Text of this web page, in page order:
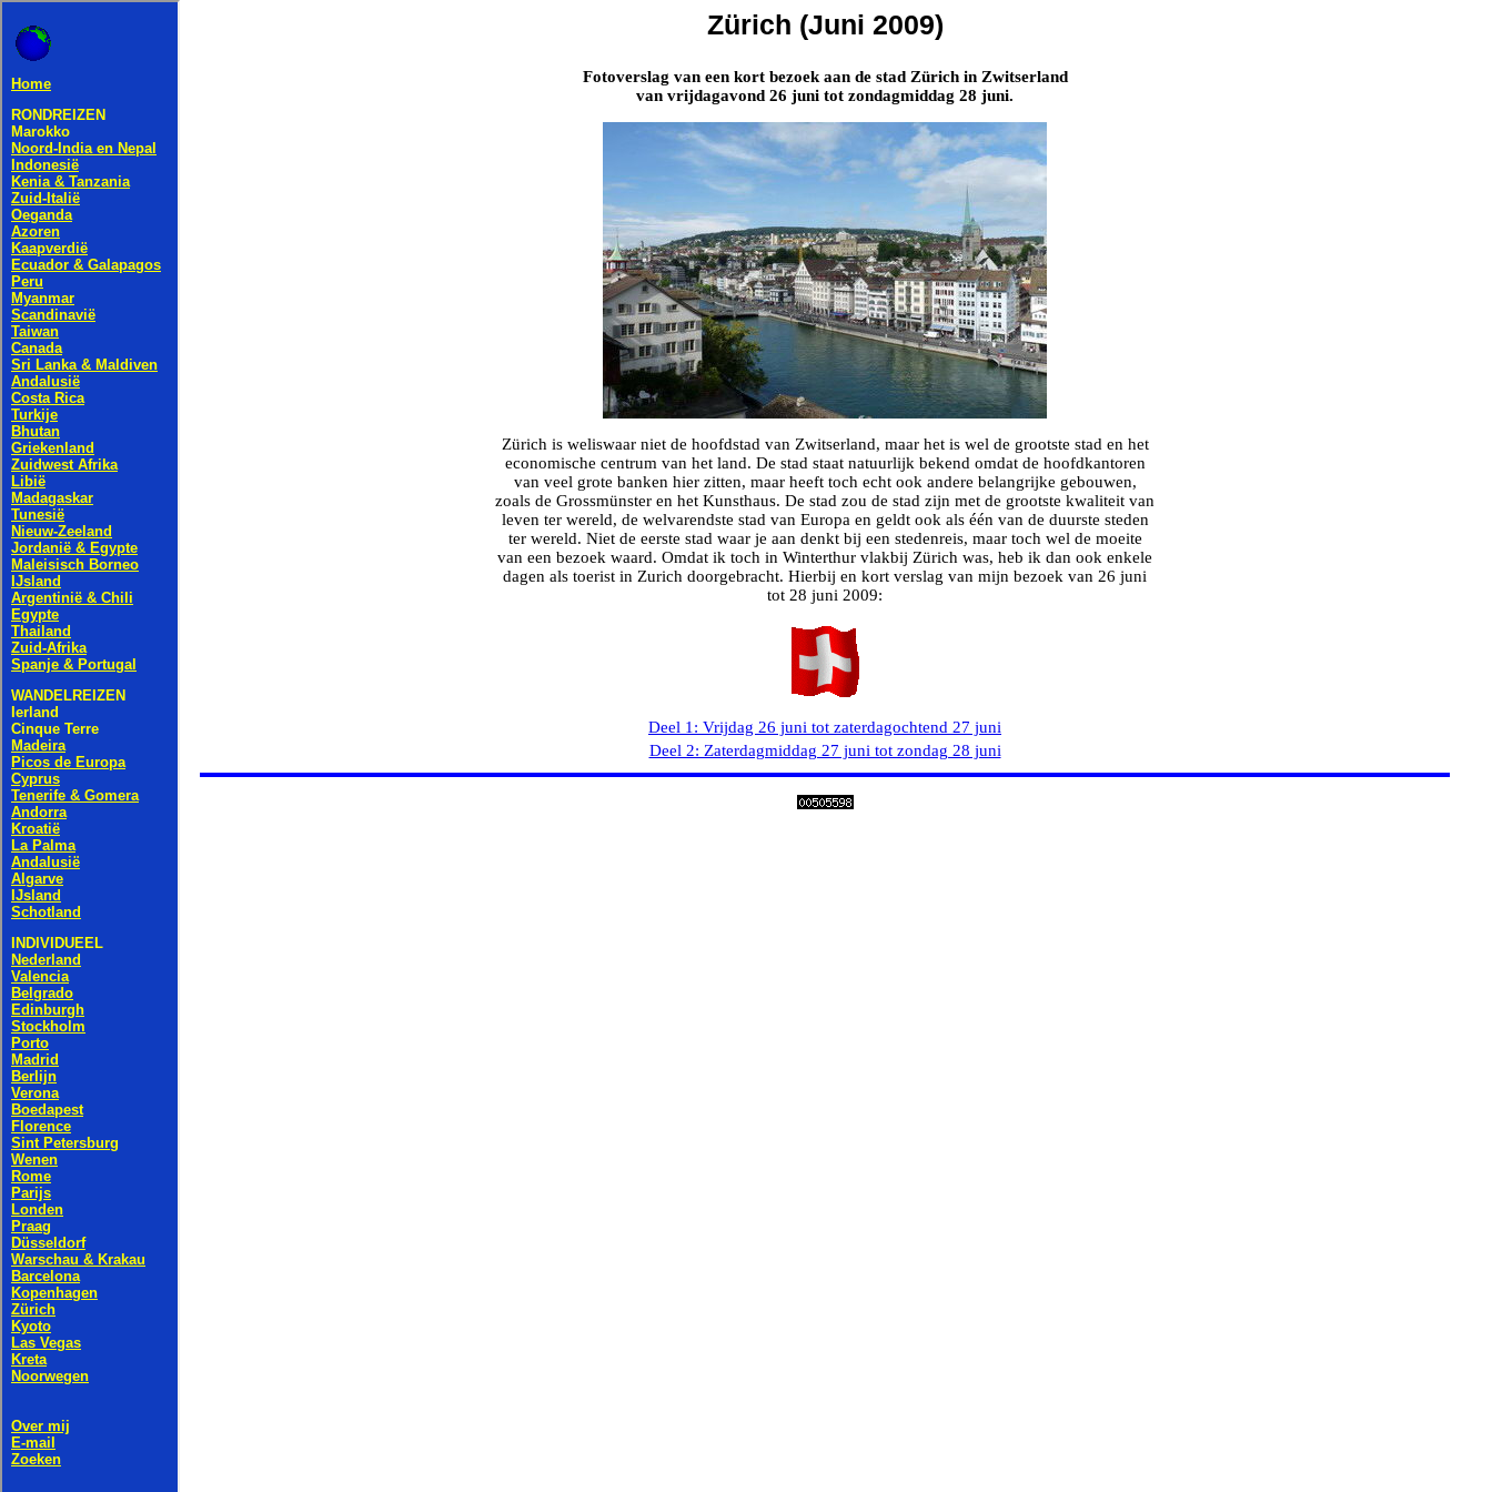
Zürich (Juni 2009)
Fotoverslag van een kort bezoek aan de stad Zürich in Zwitserland
van vrijdagavond 26 juni tot zondagmiddag 28 juni.
Zürich is weliswaar niet de hoofdstad van Zwitserland, maar het is wel de grootste stad en het
economische centrum van het land. De stad staat natuurlijk bekend omdat de hoofdkantoren
van veel grote banken hier zitten, maar heeft toch echt ook andere belangrijke gebouwen,
zoals de Grossmünster en het Kunsthaus. De stad zou de stad zijn met de grootste kwaliteit van
leven ter wereld, de welvarendste stad van Europa en geldt ook als één van de duurste steden
ter wereld. Niet de eerste stad waar je aan denkt bij een stedenreis, maar toch wel de moeite
van een bezoek waard. Omdat ik toch in Winterthur vlakbij Zürich was, heb ik dan ook enkele
dagen als toerist in Zurich doorgebracht. Hierbij en kort verslag van mijn bezoek van 26 juni
tot 28 juni 2009:
Deel 1: Vrijdag 26 juni tot zaterdagochtend 27 juni
Deel 2: Zaterdagmiddag 27 juni tot zondag 28 juni